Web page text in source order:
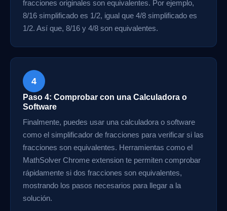
fracciones originales son equivalentes. Por ejemplo,
8/16 simplificado es 1/2, igual que 4/8 simplificado es
1/2. Así que, 8/16 y 4/8 son equivalentes.
4
Paso 4: Comprobar con una Calculadora o
Software
Finalmente, puedes usar una calculadora o software
como el simplificador de fracciones para verificar si las
fracciones son equivalentes. Herramientas como el
MathSolver Chrome extension te permiten comprobar
rápidamente si dos fracciones son equivalentes,
mostrando los pasos necesarios para llegar a la
solución.